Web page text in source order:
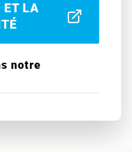
ET LA
notre